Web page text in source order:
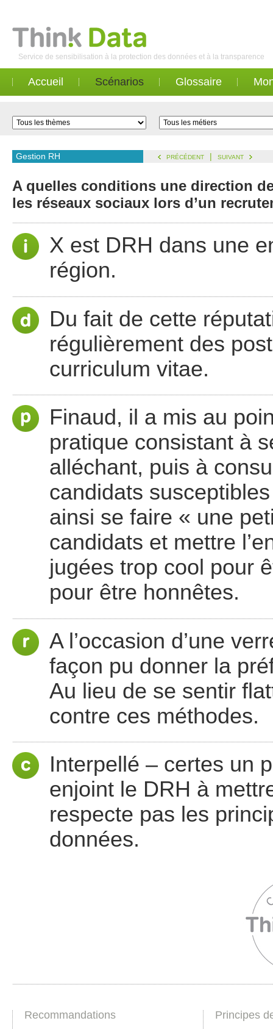
Service de sensibilisation à la protection des données et à la transparence
Accueil Scénarios Glossaire
Gestion RH PRÉCÉDENT | SUIVANT
A quelles conditions une direction
les réseaux sociaux lors d’un
X est DRH dans une
région.
Du fait de cette
régulièrement des
curriculum vitae.
Finaud, il a mis au
pratique consistant à
alléchant, puis à
candidats
ainsi se faire « une
candidats et mettre
jugées trop cool pour
pour être honnêtes.
A l’occasion d’une
façon pu donner la
Au lieu de se sentir
contre ces méthodes.
Interpellé – certes un
enjoint le DRH à
respecte pas les
données.
Recommandations Principes